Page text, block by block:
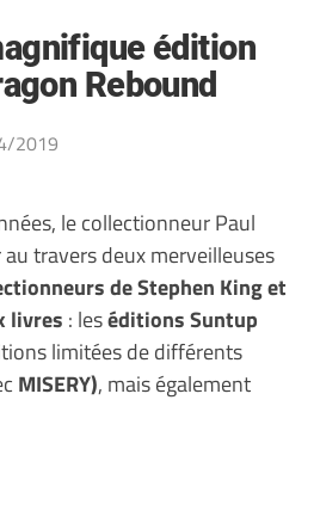
édition
Rebound
2019
le collectionneur Paul
au travers deux merveilleuses
de Stephen King et
livres : leséditions Suntup
limitées de différents
MISERY), mais également